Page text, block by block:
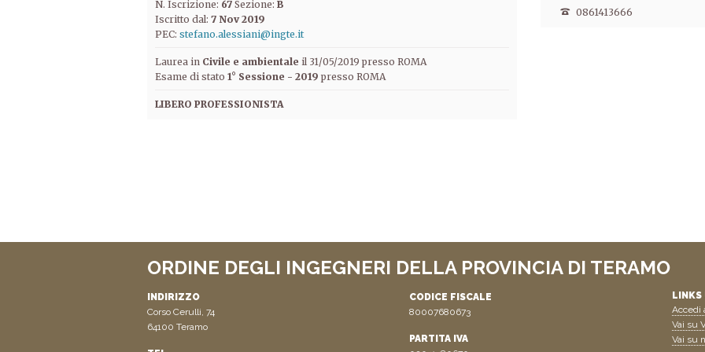
N. Iscrizione: 67 Sezione: B
Iscritto dal: 7 Nov 2019
PEC: stefano.alessiani@ingte.it
Laurea in Civile e ambientale il 31/05/2019 presso ROMA
Esame di stato 1° Sessione - 2019 presso ROMA
LIBERO PROFESSIONISTA
0861413666
ORDINE DEGLI INGEGNERI DELLA PROVINCIA DI TERAMO
INDIRIZZO
Corso Cerulli, 74
64100 Teramo
CODICE FISCALE
80007680673
PARTITA IVA
LINKS
Accedi
Vai su
Vai su